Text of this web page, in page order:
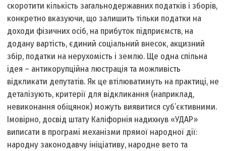
скоротити кількість загальнодержавних податків і зборів,
конкретно вказуючи, що залишить тільки податки на
доходи фізичних осіб, на прибуток підприємств, на
додану вартість, єдиний соціальний внесок, акцизний
збір, податки на нерухомість і землю. Ще одна спільна
ідея – антикорупційна люстрація та можливість
відкликати депутатів. Як це втілюватимуть на практиці, не
деталізують, критерії для відкликання (наприклад,
невиконання обіцянок) можуть виявитися суб’єктивними.
Імовірно, досвід штату Каліфорнія надихнув «УДАР»
виписати в програмі механізми прямої народної дії:
народну законодавчу ініціативу, народне вето та